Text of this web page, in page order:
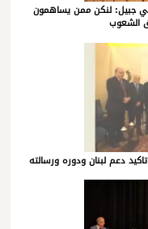
في جبيل: لنكن ممن يساهمون
الشعوب
دعم لبنان ودوره ورسالته